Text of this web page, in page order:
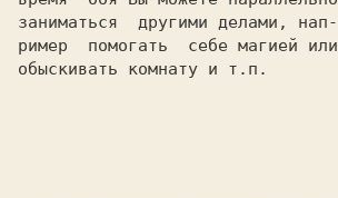
заниматься  другими делами, нап-
ример  помогать  себе магией или
обыскивать комнату и т.п.